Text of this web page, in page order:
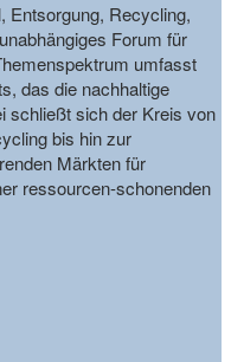
Entsorgung, Recycling,
Forum für
umfasst
das die nachhaltige
schließt sich der Kreis von
bis hin zur
Märkten für
ressourcen-schonenden